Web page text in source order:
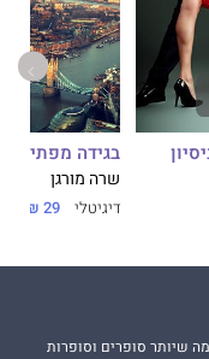
בגידה מפתיעה
שרה מורגן
דיגיטלי 29 ₪
שיותר סופרים וסופרות